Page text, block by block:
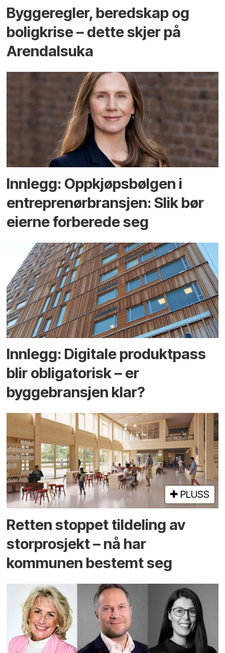
Bygge­regler, beredskap og
bolig­krise – dette skjer på
Arendals­uka
Innlegg: Oppkjøps­bølgen i
entreprenør­bransjen: Slik bør
eierne forberede seg
Innlegg: Digitale produktpass
blir obligatorisk – er
byggebransjen klar?
PLUSS
Retten stoppet tildeling av
storprosjekt – nå har
kommunen bestemt seg